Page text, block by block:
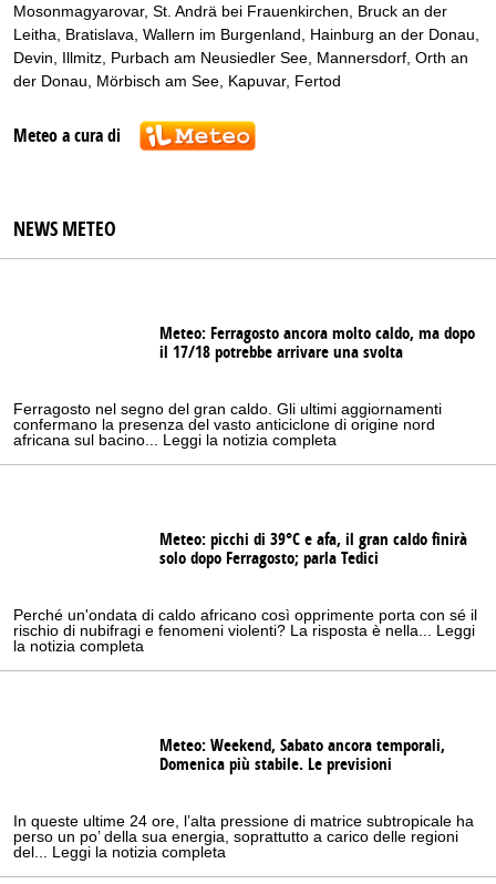
Mosonmagyarovar, St. Andrä bei Frauenkirchen
Bruck an der
Leitha
Bratislava Wallern im Burgenland Hainburg an der Donau
Devin
Illmitz Purbach am Neusiedler See Mannersdorf Orth an
der Donau
Mörbisch am See Kapuvar, Fertod
Meteo a cura di
NEWS METEO
Meteo: Ferragosto ancora molto caldo, ma dopo
il 17/18 potrebbe arrivare una svolta
Ferragosto nel segno del gran caldo. Gli ultimi aggiornamenti
confermano la presenza del vasto anticiclone di origine nord
africana sul bacino... Leggi la notizia completa
Meteo: picchi di 39°C e afa, il gran caldo finirà
solo dopo Ferragosto; parla Tedici
Perché un'ondata di caldo africano così opprimente porta con sé il
rischio di nubifragi e fenomeni violenti? La risposta è nella... Leggi
la notizia completa
Meteo: Weekend, Sabato ancora temporali,
Domenica più stabile. Le previsioni
In queste ultime 24 ore, l’alta pressione di matrice subtropicale ha
perso un po’ della sua energia, soprattutto a carico delle regioni
del... Leggi la notizia completa